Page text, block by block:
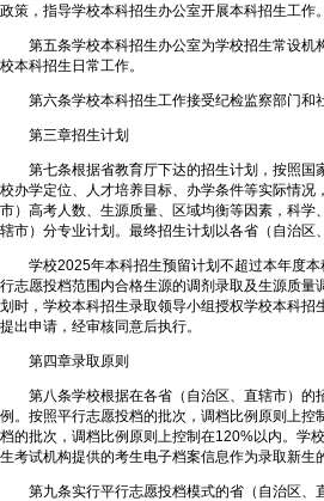
政策，指导学校本科招生办公室开展本科招生工作。
第五条学校本科招生办公室为学校招生常设机
校本科招生日常工作。
第六条学校本科招生工作接受纪检监察部门和社
第三章招生计划
第七条根据省教育厅下达的招生计划，按照国
校办学定位、人才培养目标、办学条件等实际情况
市）高考人数、生源质量、区域均衡等因素，科学
辖市）分专业计划。最终招生计划以各省（自治区
学校2025年本科招生预留计划不超过本年度本
行志愿投档范围内合格生源的调剂录取及生源质量
划时，学校本科招生录取领导小组授权学校本科招
提出申请，经审核同意后执行。
第四章录取原则
第八条学校根据在各省（自治区、直辖市）的
例。按照平行志愿投档的批次，调档比例原则上控
档的批次，调档比例原则上控制在120%以内。学
生考试机构提供的考生电子档案信息作为录取新生
第九条实行平行志愿投档模式的省（自治区、